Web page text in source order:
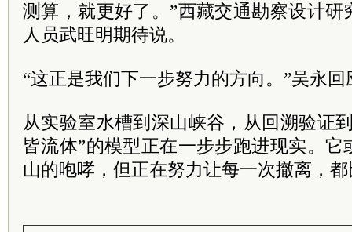
测算，就更好了。”西藏交通勘察设计
人员武旺明期待说。
“这正是我们下一步努力的方向。”吴永回
从实验室水槽到深山峡谷，从回溯验证
皆流体”的模型正在一步步跑进现实。
山的咆哮，但正在努力让每一次撤离，